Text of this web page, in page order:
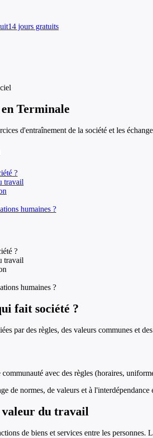
14 jours gratuits
en Terminale
d'entraînement de la société et les
?
travail
humaines ?
?
travail
humaines ?
fait société ?
par des règles, des valeurs communes et
avec des règles (horaires,
de normes, de valeurs et à
valeur du travail
de biens et services entre les